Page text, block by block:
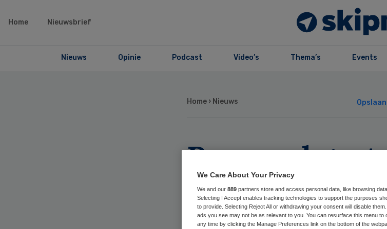
Home Nieuwsbrief
Nieuws Opinie Podcast Video’s Thema’s Events
Home › Nieuws Opslaan
Ruwaard
akkoord met
schadefonds
We Care About Your Privacy
We and our 889 partners store and access personal data, like browsing
Selecting I Accept enables tracking technologies to support the purposes
to provide. Selecting Reject All or withdrawing your consent will disable
ads you see may not be as relevant to you. You can resurface this menu
any time by clicking the Manage Preferences link on the bottom of the